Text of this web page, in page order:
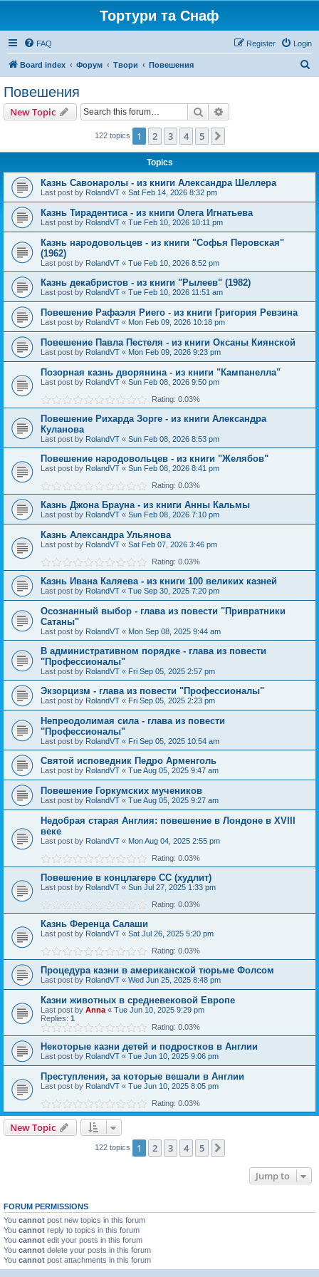
Тортури та Снаф
FAQ Login
Register
Board index Форум Твори Повешения
Повешения
New Topic Search
122 topics 1 2 3 4 5
Topics
Казнь Савонаролы - из книги Александра Шеллера
Last post by RolandVT « Sat Feb 14, 2026 8:32 pm
Казнь Тирадентиса - из книги Олега Игнатьева
Last post by RolandVT « Tue Feb 10, 2026 10:11 pm
Казнь народовольцев - из книги "Софья Перовская"
(1962)
Last post by RolandVT « Tue Feb 10, 2026 8:52 pm
Казнь декабристов - из книги "Рылеев" (1982)
Last post by RolandVT « Tue Feb 10, 2026 11:51 am
Повешение Рафаэля Риего - из книги Григория Ревзина
Last post by RolandVT « Mon Feb 09, 2026 10:18 pm
Повешение Павла Пестеля - из книги Оксаны Киянской
Last post by RolandVT « Mon Feb 09, 2026 9:23 pm
Позорная казнь дворянина - из книги "Кампанелла"
Last post by RolandVT « Sun Feb 08, 2026 9:50 pm
Rating: 0.03%
Повешение Рихарда Зорге - из книги Александра
Куланова
Last post by RolandVT « Sun Feb 08, 2026 8:53 pm
Повешение народовольцев - из книги "Желябов"
Last post by RolandVT « Sun Feb 08, 2026 8:41 pm
Rating: 0.03%
Казнь Джона Брауна - из книги Анны Кальмы
Last post by RolandVT « Sun Feb 08, 2026 7:10 pm
Казнь Александра Ульянова
Last post by RolandVT « Sat Feb 07, 2026 3:46 pm
Rating: 0.03%
Казнь Ивана Каляева - из книги 100 великих казней
Last post by RolandVT « Tue Sep 30, 2025 7:20 pm
Осознанный выбор - глава из повести "Привратники
Сатаны"
Last post by RolandVT « Mon Sep 08, 2025 9:44 am
В административном порядке - глава из повести
"Профессионалы"
Last post by RolandVT « Fri Sep 05, 2025 2:57 pm
Экзорцизм - глава из повести "Профессионалы"
Last post by RolandVT « Fri Sep 05, 2025 2:23 pm
Непреодолимая сила - глава из повести
"Профессионалы"
Last post by RolandVT « Fri Sep 05, 2025 10:54 am
Святой исповедник Педро Арменголь
Last post by RolandVT « Tue Aug 05, 2025 9:47 am
Повешение Горкумских мучеников
Last post by RolandVT « Tue Aug 05, 2025 9:27 am
Недобрая старая Англия: повешение в Лондоне в XVIII
веке
Last post by RolandVT « Mon Aug 04, 2025 2:55 pm
Rating: 0.03%
Повешение в концлагере СС (худлит)
Last post by RolandVT « Sun Jul 27, 2025 1:33 pm
Rating: 0.03%
Казнь Ференца Салаши
Last post by RolandVT « Sat Jul 26, 2025 5:20 pm
Rating: 0.03%
Процедура казни в американской тюрьме Фолсом
Last post by RolandVT « Wed Jun 25, 2025 8:48 pm
Казни животных в средневековой Европе
Last post by Anna « Tue Jun 10, 2025 9:29 pm
Replies: 1
Rating: 0.03%
Некоторые казни детей и подростков в Англии
Last post by RolandVT « Tue Jun 10, 2025 9:06 pm
Преступления, за которые вешали в Англии
Last post by RolandVT « Tue Jun 10, 2025 8:05 pm
Rating: 0.03%
New Topic
122 topics 1 2 3 4 5
Jump to
FORUM PERMISSIONS
You cannot post new topics in this forum
You cannot reply to topics in this forum
You cannot edit your posts in this forum
You cannot delete your posts in this forum
You cannot post attachments in this forum